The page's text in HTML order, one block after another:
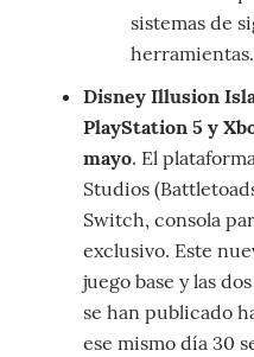
sistemas de
herramientas.
Disney Illusion
PlayStation 5 y
mayo. El
Studios
Switch, consola
exclusivo. Este
juego base y las
se han publicado
ese mismo día 30